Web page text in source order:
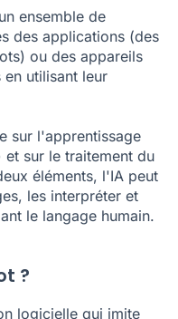
ensemble de
des applications (des
ou des appareils
utilisant leur
sur l'apprentissage
sur le traitement du
éléments, l'IA peut
les interpréter et
le langage humain.
?
logicielle qui imite